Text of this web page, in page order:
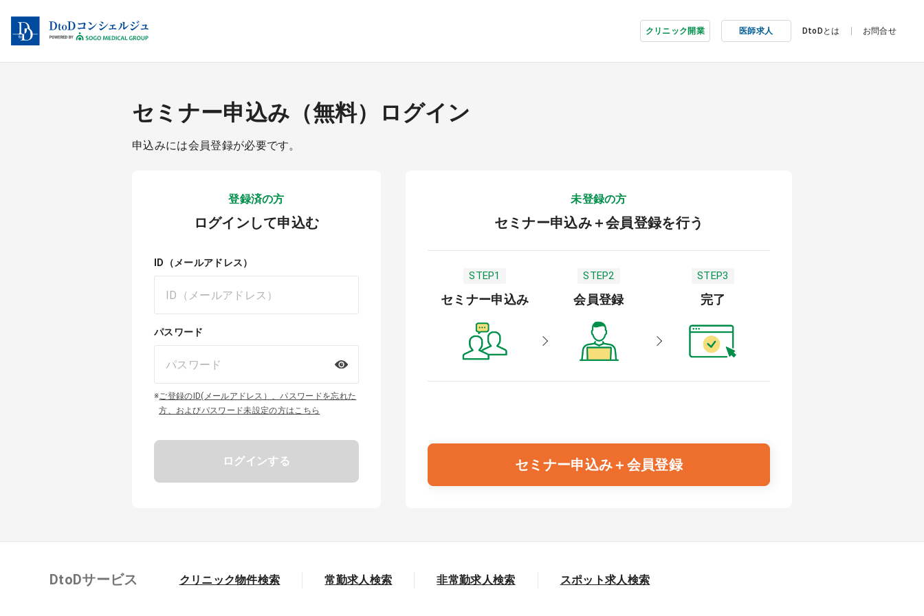
クリニック開業 医師求人 DtoDとは お問合せ
セミナー申込み（無料）ログイン
申込みには会員登録が必要です。
登録済の方
ログインして申込む
ID（メールアドレス）
パスワード
※ご登録のID(メールアドレス）、パスワードを忘れた
方、およびパスワード未設定の方はこちら
ログインする
未登録の方
セミナー申込み＋会員登録を行う
STEP1
セミナー申込み
STEP2
会員登録
STEP3
完了
セミナー申込み＋会員登録
DtoDサービス クリニック物件検索 常勤求人検索 非常勤求人検索 スポット求人検索